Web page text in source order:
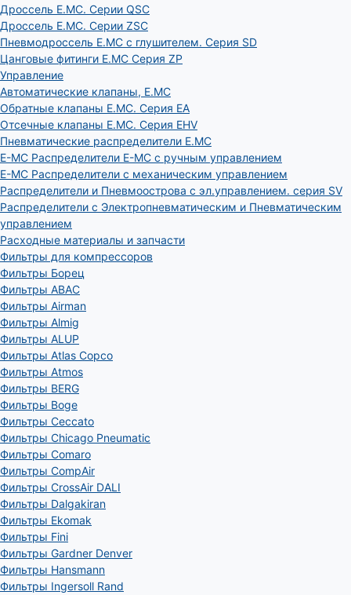
Дроссель E.MC. Серии QSC
Дроссель E.MC. Серии ZSC
Пневмодроссель E.MC с глушителем. Серия SD
Цанговые фитинги E.MC Серия ZP
Управление
Автоматические клапаны, Е.МС
Обратные клапаны E.MC. Серия EA
Отсечные клапаны E.MC. Серия EHV
Пневматические распределители E.MC
E-MC Распределители E-MC с ручным управлением
E-MC Распределители с механическим управлением
Распределители и Пневмоострова с эл.управлением. серия SV
Распределители с Электропневматическим и Пневматическим
управлением
Расходные материалы и запчасти
Фильтры для компрессоров
Фильтры Борец
Фильтры ABAC
Фильтры Airman
Фильтры Almig
Фильтры ALUP
Фильтры Atlas Copco
Фильтры Atmos
Фильтры BERG
Фильтры Boge
Фильтры Ceccato
Фильтры Chicago Pneumatic
Фильтры Comaro
Фильтры CompAir
Фильтры CrossAir DALI
Фильтры Dalgakiran
Фильтры Ekomak
Фильтры Fini
Фильтры Gardner Denver
Фильтры Hansmann
Фильтры Ingersoll Rand